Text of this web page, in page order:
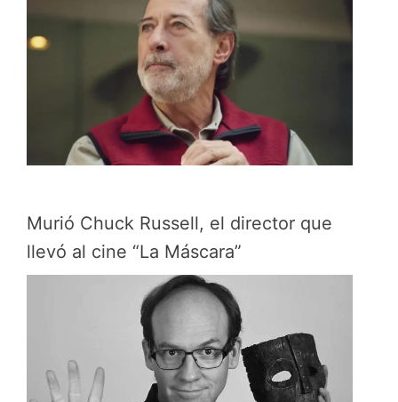
Murió Chuck Russell, el director que
llevó al cine “La Máscara”